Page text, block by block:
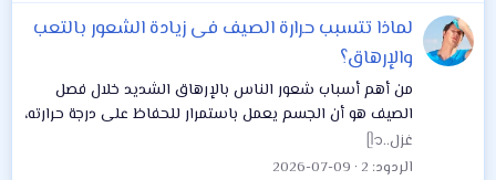
لماذا تتسبب حرارة الصيف فى زيادة الشعور بالتعب
والإرهاق؟
من أهم أسباب شعور الناس بالإرهاق الشديد خلال فصل
الصيف هو أن الجسم يعمل باستمرار للحفاظ على درجة حرارته،
فعندما يكون الطقس شديد الحرارة، يبرد الجسم نفسه عن
طريق التعرق، وتساعد هذه العملية على...
غزل..ᥫ᭡
الردود 2
2026-07-09